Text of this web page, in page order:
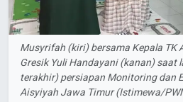
Musyrifah (kiri) bersama Kepala TK
Gresik Yuli Handayani (kanan) saat
terakhir) persiapan Monitoring dan
Aisyiyah Jawa Timur (Istimewa/